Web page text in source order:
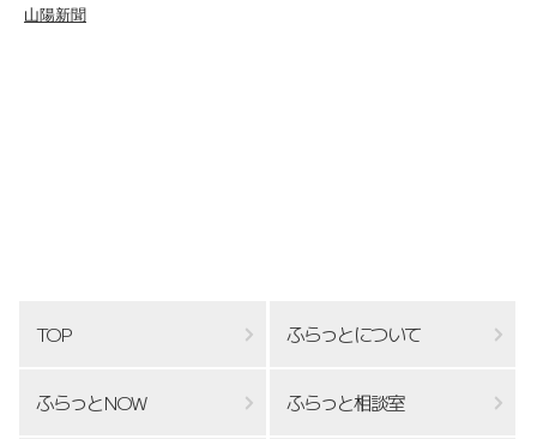
山陽新聞
TOP ふらっとについて
ふらっとNOW ふらっと相談室